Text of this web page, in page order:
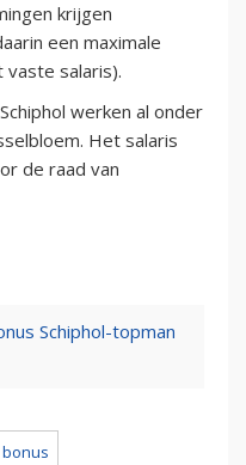
krijgen
een maximale
vaste salaris).
werken al onder
Het salaris
de raad van
Schiphol-topman
bonus